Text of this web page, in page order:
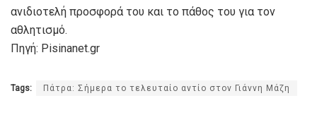
ανιδιοτελή προσφορά του και το πάθος του για τον
αθλητισμό.
Πηγή: Pisinanet.gr
Tags: Πάτρα: Σήμερα το τελευταίο αντίο στον Γιάννη Μάζη